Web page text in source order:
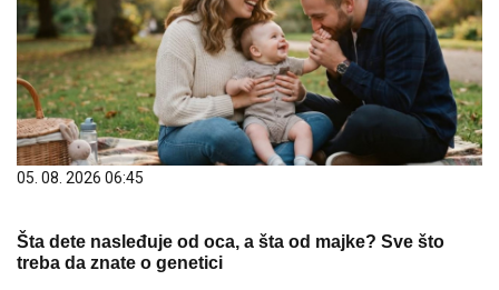
05. 08. 2026 06:45
Šta dete nasleđuje od oca, a šta od majke? Sve što
treba da znate o genetici